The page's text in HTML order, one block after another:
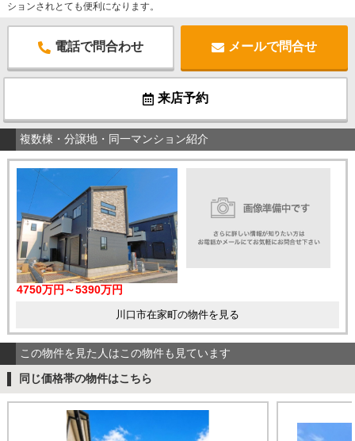
ションされとても便利になります。
電話で問合わせ メールで問合せ
来店予約
複数棟・分譲地・同一マンション紹介
4750万円～5390万円
川口市在家町の物件を見る
この物件を見た人はこの物件も見ています
同じ価格帯の物件はこちら